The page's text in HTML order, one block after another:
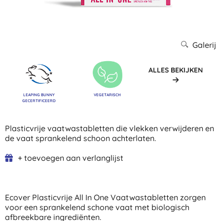
Galerij
LEAPING BUNNY
GECERTIFICEERD
VEGETARISCH
ALLES BEKIJKEN
Plasticvrije vaatwastabletten die vlekken verwijderen en
de vaat sprankelend schoon achterlaten.
+ toevoegen aan verlanglijst
Ecover Plasticvrije All In One Vaatwastabletten zorgen
voor een sprankelend schone vaat met biologisch
afbreekbare ingrediënten.